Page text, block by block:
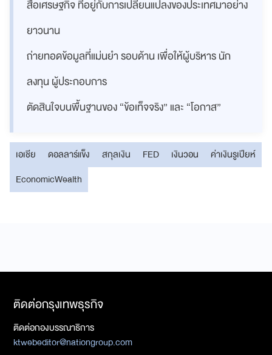
สื่อเศรษฐกิจ ที่อยู่กับการเปลี่ยนแปลงของประเทศมาอย่าง
ยาวนาน
ถ่ายทอดข้อมูลที่แม่นยำ รอบด้าน เพื่อให้ผู้บริหาร นัก
ลงทุน ผู้ประกอบการ
ตัดสินใจบนพื้นฐานของ “ข้อเท็จจริง” และ “โอกาส”
เอเชีย ดอลลาร์แข็ง สกุลเงิน FED เงินวอน
ค่าเงินรูเปียห์
EconomicWealth
ติดต่อกรุงเทพธุรกิจ
ติดต่อกองบรรณาธิการ
ktwebeditor@nationgroup.com